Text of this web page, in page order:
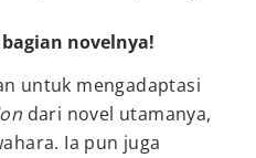
novelnya!
untuk mengadaptasi
dari novel utamanya,
Ia pun juga